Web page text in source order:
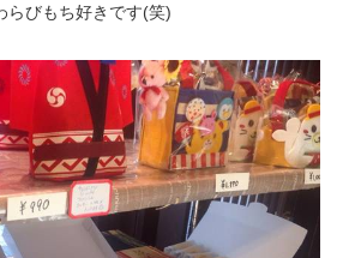
らびもち好きです(笑)